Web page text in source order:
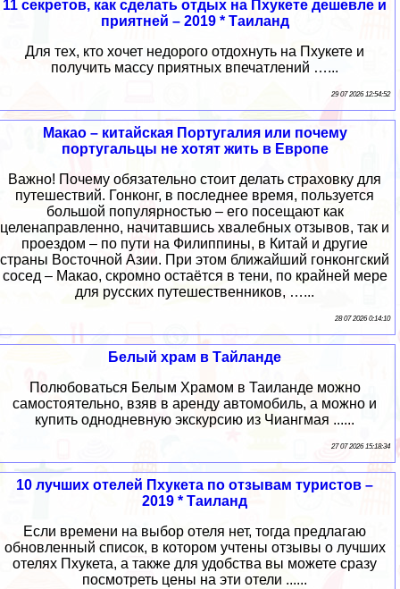
11 секретов, как сделать отдых на Пхукете дешевле и
приятней – 2019 * Таиланд
Для тех, кто хочет недорого отдохнуть на Пхукете и
получить массу приятных впечатлений …...
29 07 2026 12:54:52
Макао – китайская Португалия или почему
португальцы не хотят жить в Европе
Важно! Почему обязательно стоит делать страховку для
путешествий. Гонконг, в последнее время, пользуется
большой популярностью – его посещают как
целенаправленно, начитавшись хвалебных отзывов, так и
проездом – по пути на Филиппины, в Китай и другие
страны Восточной Азии. При этом ближайший гонконгский
сосед – Макао, скромно остаётся в тени, по крайней мере
для русских путешественников, …...
28 07 2026 0:14:10
Белый храм в Тайланде
Полюбоваться Белым Храмом в Таиланде можно
самостоятельно, взяв в аренду автомобиль, а можно и
купить однодневную экскурсию из Чиангмая ......
27 07 2026 15:18:34
10 лучших отелей Пхукета по отзывам туристов –
2019 * Таиланд
Если времени на выбор отеля нет, тогда предлагаю
обновленный список, в котором учтены отзывы о лучших
отелях Пхукета, а также для удобства вы можете сразу
посмотреть цены на эти отели ......